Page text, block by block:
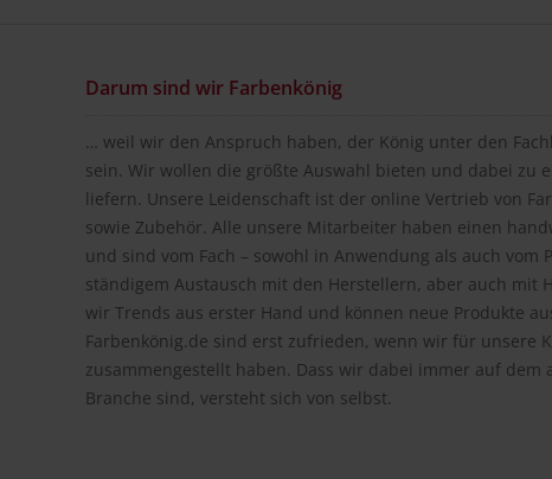
Darum sind wir Farbenkönig
… weil wir den Anspruch haben, der König unter den
sein. Wir wollen die größte Auswahl bieten und dabei zu
liefern. Unsere Leidenschaft ist der online Vertrieb von
sowie Zubehör. Alle unsere Mitarbeiter haben einen
und sind vom Fach – sowohl in Anwendung als auch vom
ständigem Austausch mit den Herstellern, aber auch mit
wir Trends aus erster Hand und können neue Produkte
Farbenkönig.de sind erst zufrieden, wenn wir für unsere
zusammengestellt haben. Dass wir dabei immer auf dem
Branche sind, versteht sich von selbst.